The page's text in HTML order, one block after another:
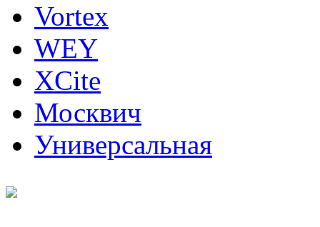
Vortex
WEY
XCite
Москвич
Универсальная